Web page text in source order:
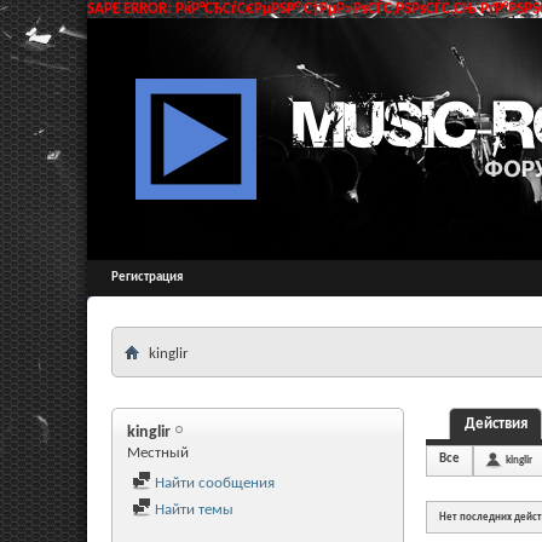
SAPE ERROR: РќР°СЂСѓС€РµРЅР° С†РµР»РѕСЃС‚РЅРѕСЃС‚СЊ
Регистрация
kinglir
kinglir
Местный
Найти сообщения
Найти темы
Действия
Все kinglir
Нет последних